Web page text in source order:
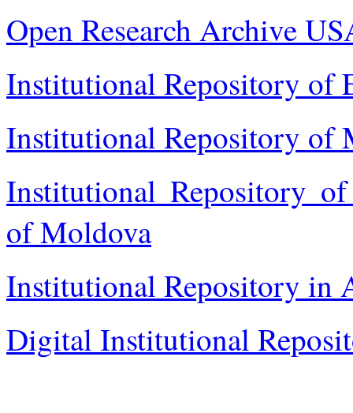
Open Research Archive
Institutional Repository of
Institutional Repository of
Institutional Repository
of Moldova
Institutional Repository in
Digital Institutional